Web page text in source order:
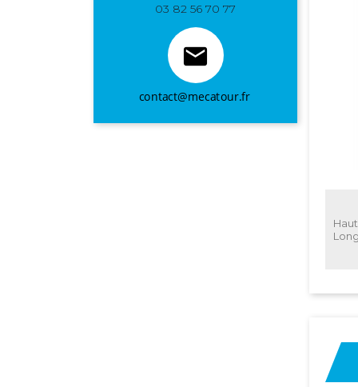
03 82 56 70 77
